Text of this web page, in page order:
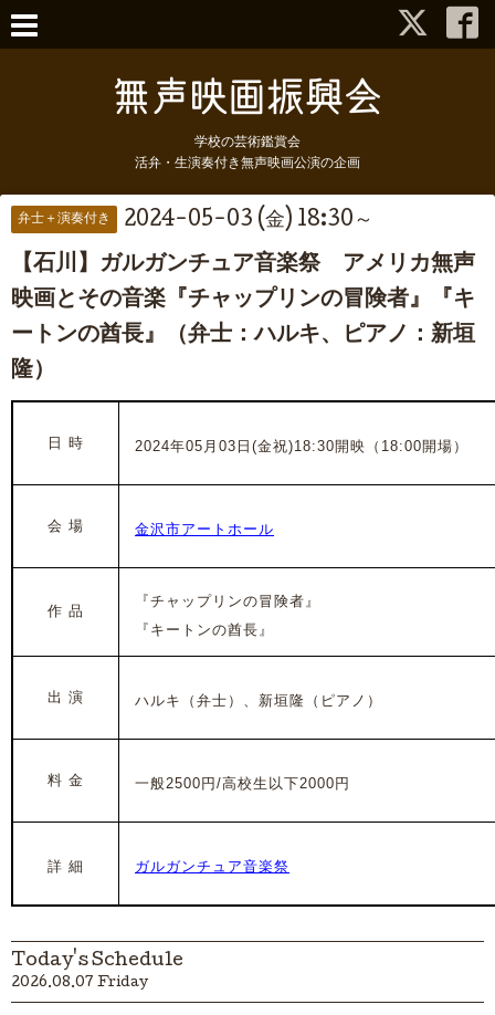
学校の芸術鑑賞会
活弁・生演奏付き無声映画公演の企画
弁士＋演奏付き 2024-05-03 (金) 18:30～
【石川】ガルガンチュア音楽祭 アメリカ無声
映画とその音楽『チャップリンの冒険者』『キ
ートンの酋長』（弁士：ハルキ、ピアノ：新垣
隆）
日 時 2024年05月03日(金祝)18:30開映（18:00開場）
会 場 金沢市アートホール
作 品
『チャップリンの冒険者 』
『キートンの酋長』
出 演 ハルキ（弁士）、新垣隆（ピアノ）
料 金 一般2500円/高校生以下2000円
詳 細 ガルガンチュア音楽祭
Today's Schedule
2026.08.07 Friday